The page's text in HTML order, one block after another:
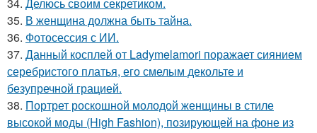
35. В женщина должна быть тайна.
36. Фотосессия с ИИ.
37. Данный косплей от Ladymelamori поражает сиянием
серебристого платья, его смелым декольте и
безупречной грацией.
38. Портрет роскошной молодой женщины в стиле
высокой моды (High Fashion), позирующей на фоне из